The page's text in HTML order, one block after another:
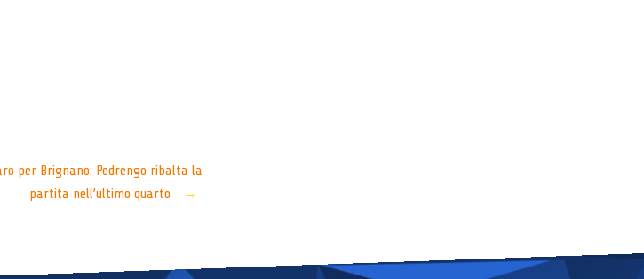
per Brignano: Pedrengo ribalta la
partita nell’ultimo quarto
→